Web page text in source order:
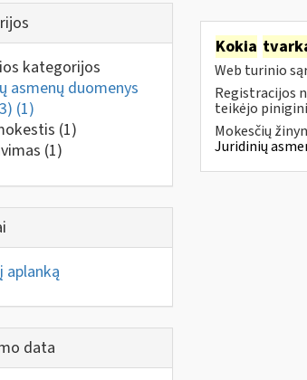
kategorijos
asmenų duomenys
(1)
(1)
(1)
aplanką
data
Kokia
Web turinio
Registracijos
teikėjo
Mokesčių
Juridinių